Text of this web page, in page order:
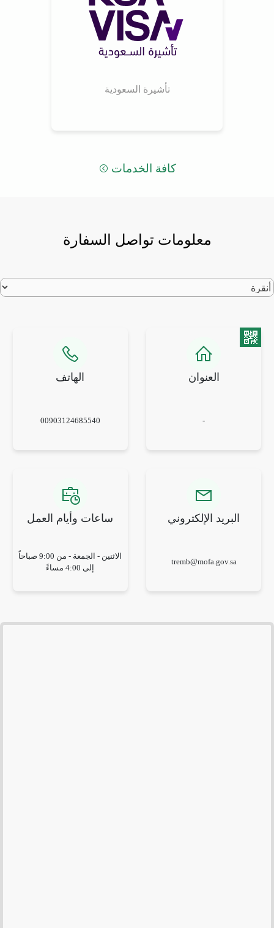
تأشيرة السعودية
كافة الخدمات
معلومات تواصل السفارة
العنوان
-
الهاتف
00903124685540
البريد الإلكتروني
tremb@mofa.gov.sa
ساعات وأيام العمل
الاثنين - الجمعة - من 9:00 صباحاً
إلى 4:00 مساءً